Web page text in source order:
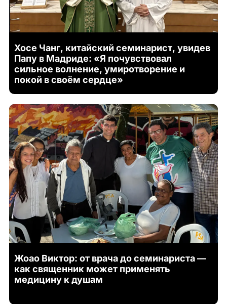
Хосе Чанг, китайский семинарист, увидев
Папу в Мадриде: «Я почувствовал
сильное волнение, умиротворение и
покой в своём сердце»
Жоао Виктор: от врача до семинариста —
как священник может применять
медицину к душам